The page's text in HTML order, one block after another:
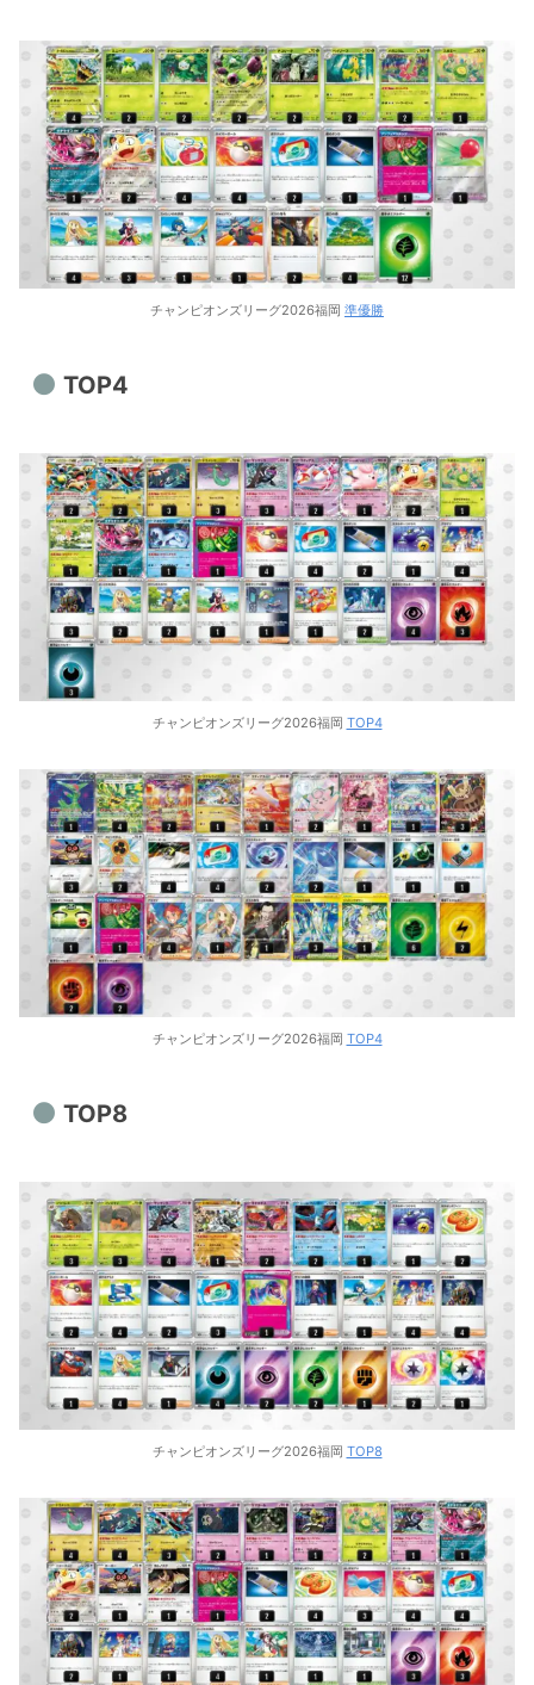
チャンピオンズリーグ2026福岡 準優勝
TOP4
チャンピオンズリーグ2026福岡 TOP4
チャンピオンズリーグ2026福岡 TOP4
TOP8
チャンピオンズリーグ2026福岡 TOP8